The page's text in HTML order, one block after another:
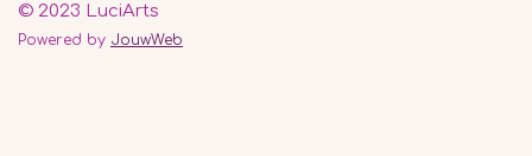
© 2023 LuciArts
Powered by JouwWeb